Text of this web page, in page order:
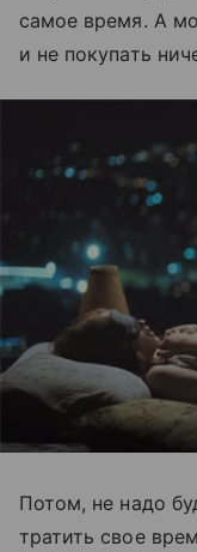
самое время. А
и не покупать
Потом, не надо
тратить свое